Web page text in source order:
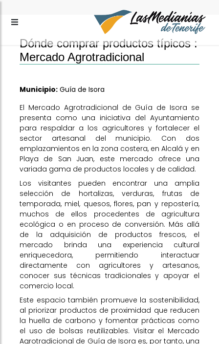
Dónde comprar productos típicos :
Mercado Agrotradicional
Municipio: Guía de Isora
El Mercado Agrotradicional de Guía de Isora se
presenta como una iniciativa del Ayuntamiento
para respaldar a los agricultores y fortalecer el
sector artesanal del municipio. Con dos
emplazamientos en la zona costera, en Alcalá y en
Playa de San Juan, este mercado ofrece una
variada gama de productos locales y de calidad.
Los visitantes pueden encontrar una amplia
selección de hortalizas, verduras, frutas de
temporada, miel, quesos, flores, pan y repostería,
muchos de ellos procedentes de agricultura
ecológica o en proceso de conversión. Más allá
de la adquisición de productos frescos, el
mercado brinda una experiencia cultural
enriquecedora, permitiendo interactuar
directamente con agricultores y artesanos,
conocer sus técnicas tradicionales y apoyar el
comercio local.
Este espacio también promueve la sostenibilidad,
al priorizar productos de proximidad que reducen
la huella de carbono y fomentar prácticas como
el uso de bolsas reutilizables. Visitar el Mercado
Agrotradicional de Guía de Isora es, por tanto, una